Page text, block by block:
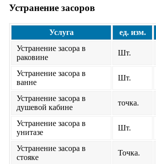
Устранение засоров
Услуга ед. изм.
Устранение засора в
раковине
Шт.
Устранение засора в
ванне
Шт.
Устранение засора в
душевой кабине
точка.
Устранение засора в
унитазе
Шт.
Устранение засора в
стояке
Точка.